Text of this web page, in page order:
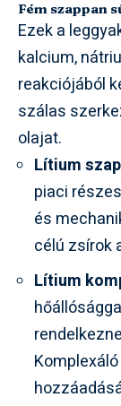
Fém szappan
Ezek a
kalcium,
reakciójából
szálas
olajat.
Lítium
piaci
és
célú zsírok
Lítium